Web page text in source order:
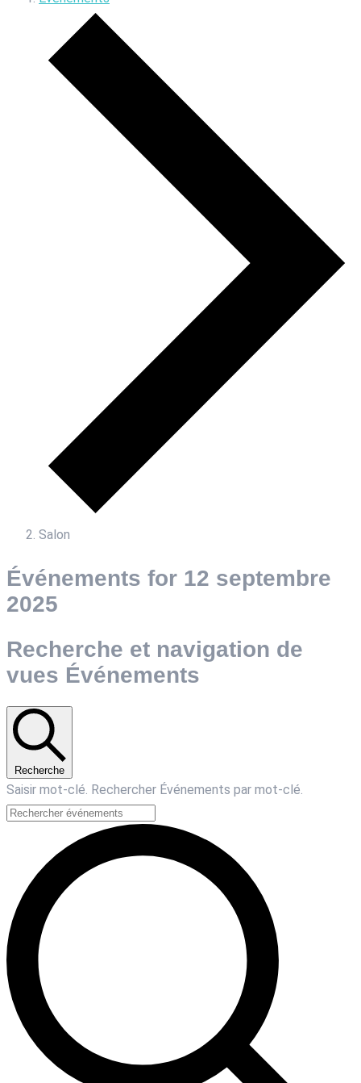
Salon
Événements for 12 septembre
2025
Recherche et navigation de
vues Événements
Recherche
Saisir mot-clé. Rechercher Événements par mot-clé.